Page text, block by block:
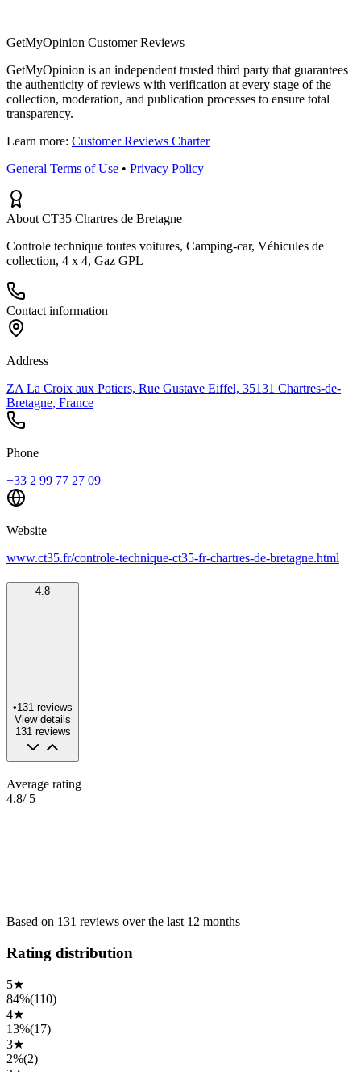
GetMyOpinion Customer Reviews
GetMyOpinion is an independent trusted third party that guarantees
the authenticity of reviews with verification at every stage of the
collection, moderation, and publication processes to ensure total
transparency.
Learn more: Customer Reviews Charter
General Terms of Use • Privacy Policy
About CT35 Chartres de Bretagne
Controle technique toutes voitures, Camping-car, Véhicules de
collection, 4 x 4, Gaz GPL
Contact information
Address
ZA La Croix aux Potiers, Rue Gustave Eiffel, 35131 Chartres-de-
Bretagne, France
Phone
+33 2 99 77 27 09
Website
www.ct35.fr/controle-technique-ct35-fr-chartres-de-bretagne.html
4.8
•131 reviews
View details
131 reviews
Average rating
4.8/ 5
Based on 131 reviews over the last 12 months
Rating distribution
5★
84%(110)
4★
13%(17)
3★
2%(2)